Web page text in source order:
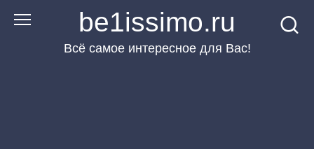
Перейти
be1issimo.ru
Всё самое интересное для Вас!